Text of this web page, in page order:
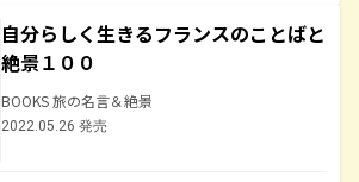
自分らしく生きるフランスのことばと
絶景１００
BOOKS 旅の名言＆絶景
2022.05.26 発売